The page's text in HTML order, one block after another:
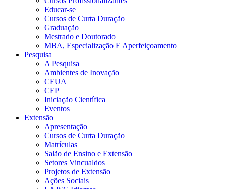
Educar-se
Cursos de Curta Duração
Graduação
Mestrado e Doutorado
MBA, Especialização E Aperfeiçoamento
Pesquisa
A Pesquisa
Ambientes de Inovação
CEUA
CEP
Iniciação Científica
Eventos
Extensão
Apresentação
Cursos de Curta Duração
Matrículas
Salão de Ensino e Extensão
Setores Vincualdos
Projetos de Extensão
Ações Sociais